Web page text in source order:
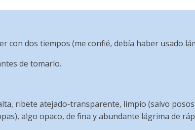
con dos tiempos (me confié, debía haber usado
de tomarlo.
ribete atejado-transparente, limpio (salvo
algo opaco, de fina y abundante lágrima de